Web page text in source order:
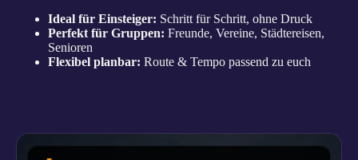
Ideal für Einsteiger: Schritt für Schritt, ohne Druck
Perfekt für Gruppen: Freunde, Vereine, Städtereisen,
Senioren
Flexibel planbar: Route & Tempo passend zu euch